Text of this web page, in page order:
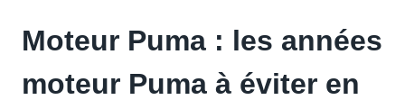
Moteur Puma : les années
moteur Puma à éviter en